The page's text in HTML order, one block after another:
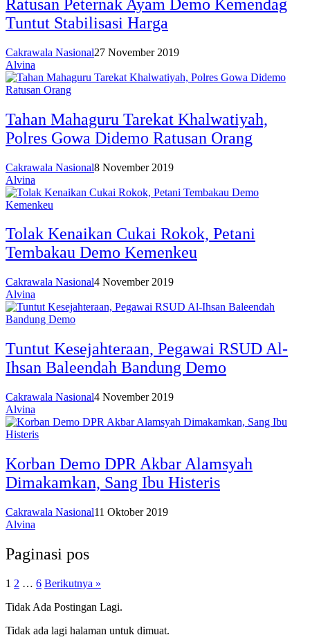
Ratusan Peternak Ayam Demo Kemendag
Tuntut Stabilisasi Harga
Cakrawala Nasional27 November 2019
Alvina
Tahan Mahaguru Tarekat Khalwatiyah,
Polres Gowa Didemo Ratusan Orang
Cakrawala Nasional8 November 2019
Alvina
Tolak Kenaikan Cukai Rokok, Petani
Tembakau Demo Kemenkeu
Cakrawala Nasional4 November 2019
Alvina
Tuntut Kesejahteraan, Pegawai RSUD Al-
Ihsan Baleendah Bandung Demo
Cakrawala Nasional4 November 2019
Alvina
Korban Demo DPR Akbar Alamsyah
Dimakamkan, Sang Ibu Histeris
Cakrawala Nasional11 Oktober 2019
Alvina
Paginasi pos
1 2 … 6 Berikutnya »
Tidak Ada Postingan Lagi.
Tidak ada lagi halaman untuk dimuat.